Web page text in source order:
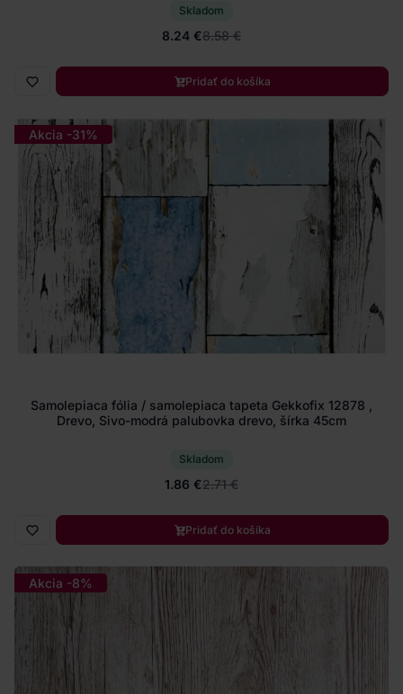
Skladom
8.24 €8.58 €
Pridať do košíka
Akcia -31%
Samolepiaca fólia / samolepiaca tapeta Gekkofix 12878 ,
Drevo, Sivo-modrá palubovka drevo, šírka 45cm
Skladom
1.86 €2.71 €
Pridať do košíka
Akcia -8%